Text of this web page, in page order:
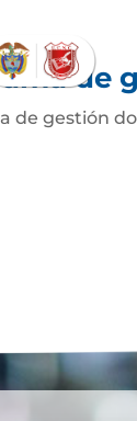
de
de gestión